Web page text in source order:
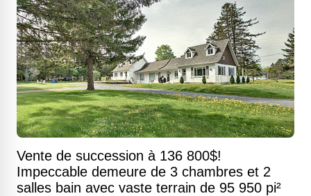
Vente de succession à 136 800$!
Impeccable demeure de 3 chambres et 2
salles bain avec vaste terrain de 95 950 pi²